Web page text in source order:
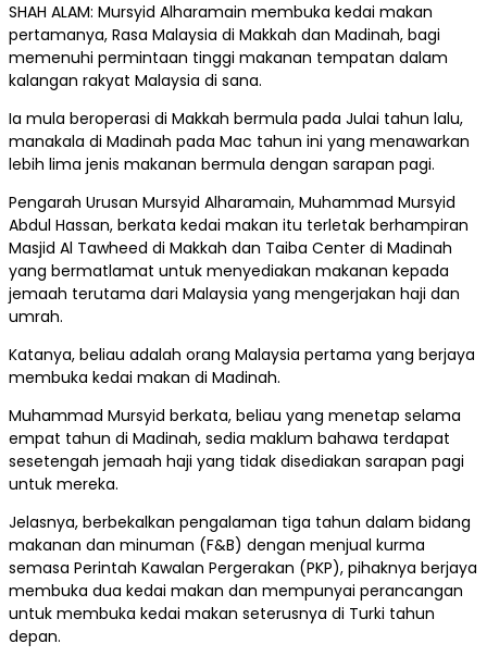
SHAH ALAM: Mursyid Alharamain membuka kedai makan
pertamanya, Rasa Malaysia di Makkah dan Madinah, bagi
memenuhi permintaan tinggi makanan tempatan dalam
kalangan rakyat Malaysia di sana.
Ia mula beroperasi di Makkah bermula pada Julai tahun lalu,
manakala di Madinah pada Mac tahun ini yang menawarkan
lebih lima jenis makanan bermula dengan sarapan pagi.
Pengarah Urusan Mursyid Alharamain, Muhammad Mursyid
Abdul Hassan, berkata kedai makan itu terletak berhampiran
Masjid Al Tawheed di Makkah dan Taiba Center di Madinah
yang bermatlamat untuk menyediakan makanan kepada
jemaah terutama dari Malaysia yang mengerjakan haji dan
umrah.
Katanya, beliau adalah orang Malaysia pertama yang berjaya
membuka kedai makan di Madinah.
Muhammad Mursyid berkata, beliau yang menetap selama
empat tahun di Madinah, sedia maklum bahawa terdapat
sesetengah jemaah haji yang tidak disediakan sarapan pagi
untuk mereka.
Jelasnya, berbekalkan pengalaman tiga tahun dalam bidang
makanan dan minuman (F&B) dengan menjual kurma
semasa Perintah Kawalan Pergerakan (PKP), pihaknya berjaya
membuka dua kedai makan dan mempunyai perancangan
untuk membuka kedai makan seterusnya di Turki tahun
depan.